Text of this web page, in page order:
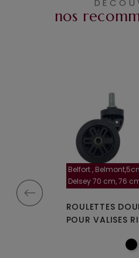
nos
roulette, 4 cm
A-35
Belfort ,
Delsey 70 cm, 76
ROULETTES
POUR VALISES